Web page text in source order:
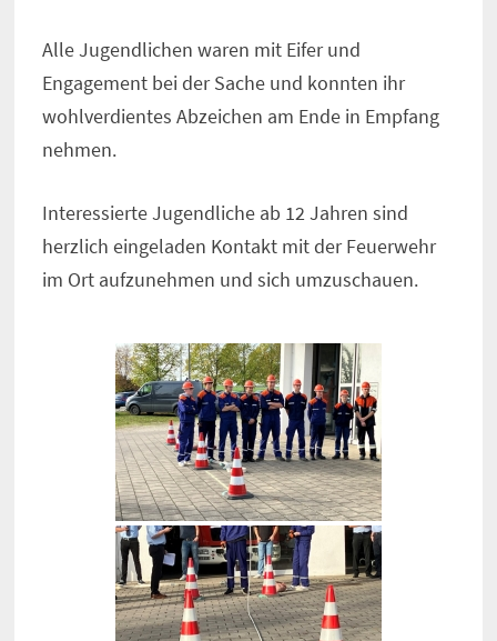
Alle Jugendlichen waren mit Eifer und
Engagement bei der Sache und konnten ihr
wohlverdientes Abzeichen am Ende in Empfang
nehmen.
Interessierte Jugendliche ab 12 Jahren sind
herzlich eingeladen Kontakt mit der Feuerwehr
im Ort aufzunehmen und sich umzuschauen.